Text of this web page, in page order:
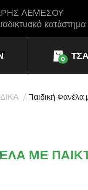
ΛΕΜΕΣΟΥ
κατάστημα
0
Παιδική Φανέλα
ΜΕ